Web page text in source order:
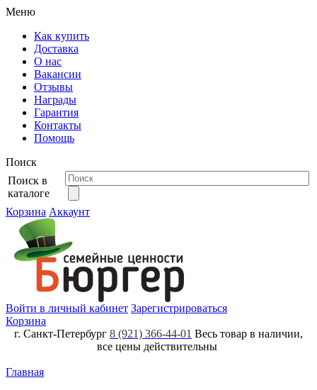
Меню
Как купить
Доставка
О нас
Вакансии
Отзывы
Награды
Гарантия
Контакты
Помощь
Поиск
Поиск в
каталоге
Корзина Аккаунт
Войти в личный кабинет Зарегистрироваться
Корзина
г. Санкт-Петербург 8 (921) 366-44-01 Весь товар в наличии,
все цены действительны
Главная